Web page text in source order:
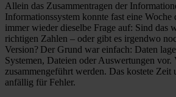
Allein das Zusammentragen der
Informationssystem konnte fast eine Woche
immer wieder dieselbe Frage auf: Sind das
richtigen Zahlen – oder gibt es irgendwo
Version? Der Grund war einfach: Daten
Systemen, Dateien oder Auswertungen vor.
zusammengeführt werden. Das kostete Zeit
anfällig für Fehler.